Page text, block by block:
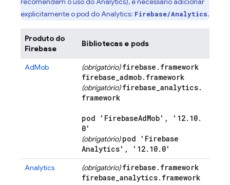
explicitamente o pod doAnalytics: Firebase/Analytics.
Produto do
Firebase
Bibliotecas e pods
AdMob (obrigatório) firebase . framework
firebase_admob. framework
(obrigatório) firebase_analytics.
framework
pod 'FirebaseAdMob' , '12. 10.
0'
(obrigatório) pod 'Firebase
Analytics' , '12. 10. 0'
Analytics (obrigatório) firebase . framework
firebase_analytics. framework